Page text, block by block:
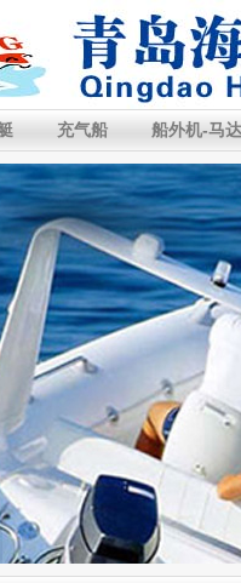
充气船 船外机-马达